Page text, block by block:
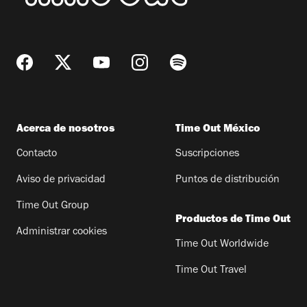
Acerca de nosotros
Contacto
Aviso de privacidad
Time Out Group
Administrar cookies
Time Out México
Suscripciones
Puntos de distribución
Productos de Time Out
Time Out Worldwide
Time Out Travel